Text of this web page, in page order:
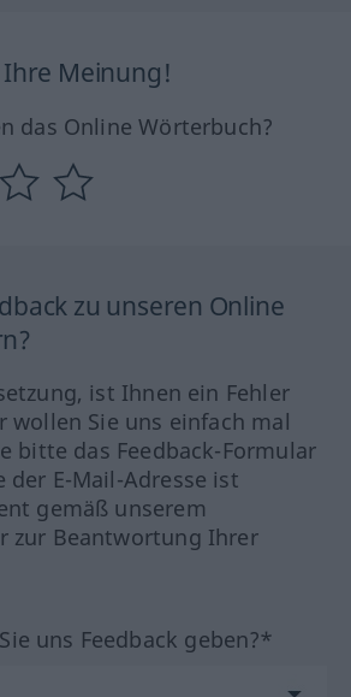
Ihre Meinung!
das Online Wörterbuch?
zu unseren Online
ist Ihnen ein Fehler
wollen Sie uns einfach mal
bitte das Feedback-Formular
der E-Mail-Adresse ist
gemäß unserem
zur Beantwortung Ihrer
uns Feedback geben?*